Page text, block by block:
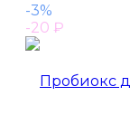
-3%
-20 ₽